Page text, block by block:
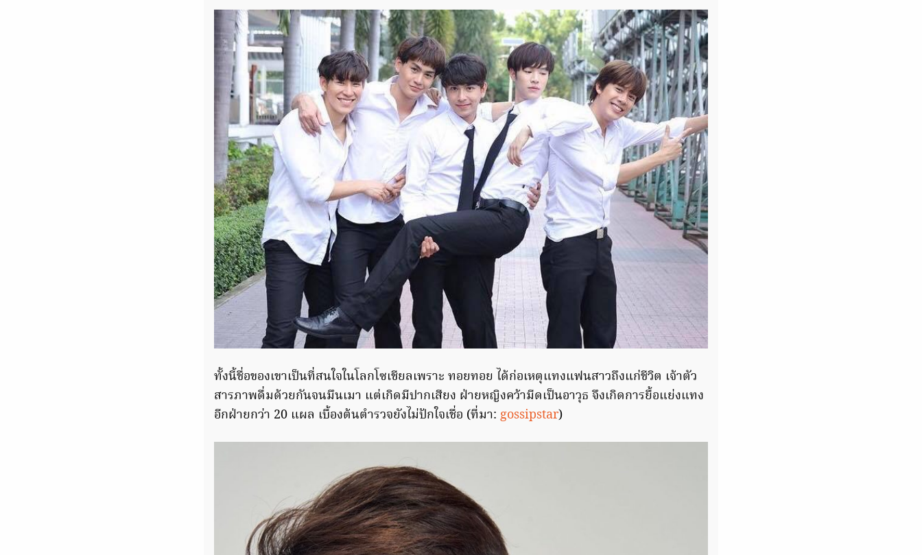
ทั้งนี้ชื่อของเขาเป็นที่สนใจในโลกโซเชียลเพราะ ทอยทอย ได้ก่อเหตุแทงแฟนสาวถึงแก่ชีวิต เจ้าตัว
สารภาพดื่มด้วยกันจนมึนเมา แต่เกิดมีปากเสียง ฝ่ายหญิงคว้ามีดเป็นอาวุธ จึงเกิดการยื้อแย่งแทง
อีกฝ่ายกว่า 20 แผล เบื้องต้นตำรวจยังไม่ปักใจเชื่อ (ที่มา: gossipstar)